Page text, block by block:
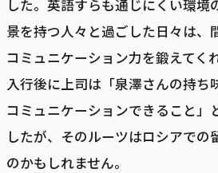
した。英語すらも通じにくい環境
景を持つ人々と過ごした日々は、
コミュニケーション力を鍛えてく
入行後に上司は「泉澤さんの持ち
コミュニケーションできること」
したが、そのルーツはロシアでの
のかもしれません。